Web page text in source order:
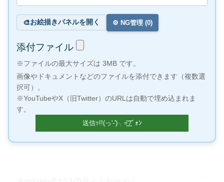
🎨お絵描きパネルを開く ⚙️ NG管理 (0)
添付ファイル
※ファイルの最大サイズは 3MB です。
画像やドキュメントなどのファイルを添付できます（複数選
択可）。
※YouTubeやX（旧Twitter）のURLは自動で埋め込まれま
す。